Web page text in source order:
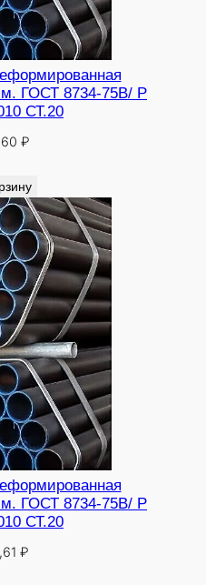
ГОСТ 8734-75В/ Р
СТ.20
₽
ГОСТ 8734-75В/ Р
СТ.20
₽